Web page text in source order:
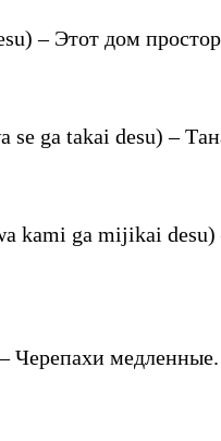
– Этот дом
ga takai desu) –
kami ga mijikai desu)
Черепахи медленные.